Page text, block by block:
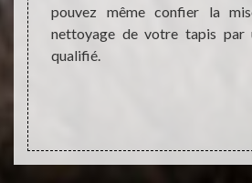
à
pouvez même confier la
nettoyage de votre tapis par
qualifié.